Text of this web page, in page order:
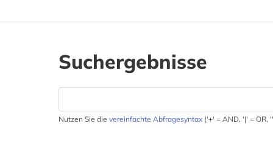
Suchergebnisse
Nutzen Sie die vereinfachte Abfragesyntax ('+' = AND, '|' = OR,